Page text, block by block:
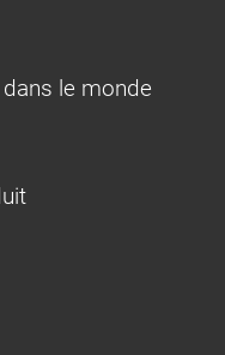
le monde